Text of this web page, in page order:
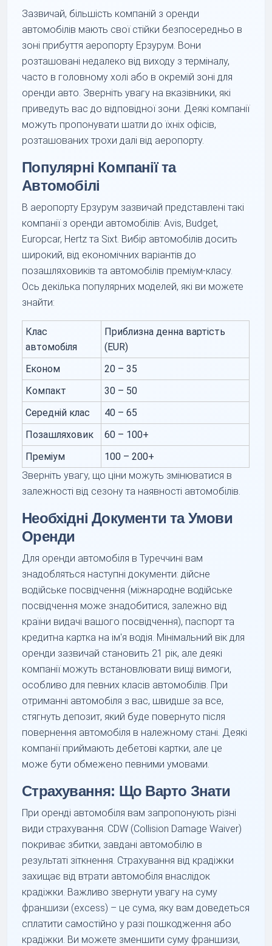
Зазвичай, більшість компаній з оренди
автомобілів мають свої стійки безпосередньо в
зоні прибуття аеропорту Ерзурум. Вони
розташовані недалеко від виходу з терміналу,
часто в головному холі або в окремій зоні для
оренди авто. Зверніть увагу на вказівники, які
приведуть вас до відповідної зони. Деякі компанії
можуть пропонувати шатли до їхніх офісів,
розташованих трохи далі від аеропорту.
Популярні Компанії та
Автомобілі
В аеропорту Ерзурум зазвичай представлені такі
компанії з оренди автомобілів: Avis, Budget,
Europcar, Hertz та Sixt. Вибір автомобілів досить
широкий, від економічних варіантів до
позашляховиків та автомобілів преміум-класу.
Ось декілька популярних моделей, які ви можете
знайти:
Клас
автомобіля
Приблизна денна вартість
(EUR)
Економ
20 – 35
Компакт
30 – 50
Середній клас
40 – 65
Позашляховик
60 – 100+
Преміум
100 – 200+
Зверніть увагу, що ціни можуть змінюватися в
залежності від сезону та наявності автомобілів.
Необхідні Документи та Умови
Оренди
Для оренди автомобіля в Туреччині вам
знадобляться наступні документи: дійсне
водійське посвідчення (міжнародне водійське
посвідчення може знадобитися, залежно від
країни видачі вашого посвідчення), паспорт та
кредитна картка на ім'я водія. Мінімальний вік для
оренди зазвичай становить 21 рік, але деякі
компанії можуть встановлювати вищі вимоги,
особливо для певних класів автомобілів. При
отриманні автомобіля з вас, швидше за все,
стягнуть депозит, який буде повернуто після
повернення автомобіля в належному стані. Деякі
компанії приймають дебетові картки, але це
може бути обмежено певними умовами.
Страхування: Що Варто Знати
При оренді автомобіля вам запропонують різні
види страхування. CDW (Collision Damage Waiver)
покриває збитки, завдані автомобілю в
результаті зіткнення. Страхування від крадіжки
захищає від втрати автомобіля внаслідок
крадіжки. Важливо звернути увагу на суму
франшизи (excess) – це сума, яку вам доведеться
сплатити самостійно у разі пошкодження або
крадіжки. Ви можете зменшити суму франшизи,